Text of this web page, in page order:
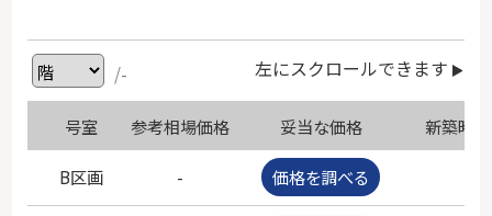
/- 左にスクロールできます
号室 参考相場価格 妥当な価格 新築時
B区画 - 価格を調べる